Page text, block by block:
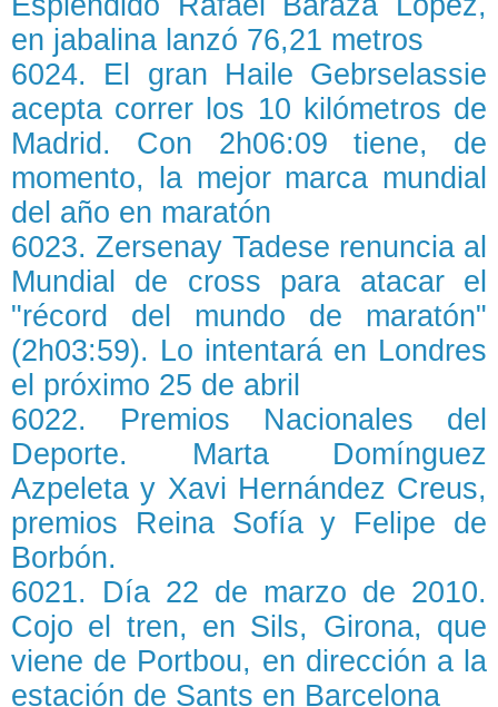
en jabalina lanzó 76,21 metros
6024. El gran Haile Gebrselassie
acepta correr los 10 kilómetros de
Madrid. Con 2h06:09 tiene, de
momento, la mejor marca mundial
del año en maratón
6023. Zersenay Tadese renuncia al
Mundial de cross para atacar el
"récord del mundo de maratón"
(2h03:59). Lo intentará en Londres
el próximo 25 de abril
6022. Premios Nacionales del
Deporte. Marta Domínguez
Azpeleta y Xavi Hernández Creus,
premios Reina Sofía y Felipe de
Borbón.
6021. Día 22 de marzo de 2010.
Cojo el tren, en Sils, Girona, que
viene de Portbou, en dirección a la
estación de Sants en Barcelona